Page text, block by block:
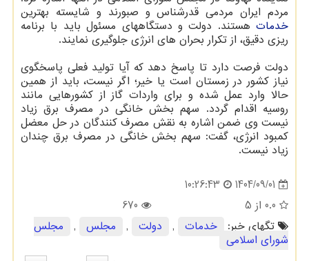
مردم ایران مردمی قدرشناس و صبورند و شایسته بهترین
خدمات هستند. دولت و دستگاههای مسئول باید با برنامه
ریزی دقیق، از تکرار بحران های انرژی جلوگیری نمایند.
دولت فرصت دارد تا پاسخ دهد که آیا تولید فعلی پاسخگوی
نیاز کشور در زمستان است یا خیر؛ اگر نیست، باید از همین
حالا وارد عمل شده و برای واردات گاز از کشورهایی مانند
روسیه اقدام گردد. سهم بخش خانگی در مصرف برق زیاد
نیست وی ضمن اشاره به نقش مصرف کنندگان در حل معضل
کمبود انرژی، گفت: سهم بخش خانگی در مصرف برق چندان
زیاد نیست.
1404/09/01
10:26:43
0.0 از 5
670
تگهای خبر:
خدمات , دولت , مجلس ,
مجلس
شورای اسلامی